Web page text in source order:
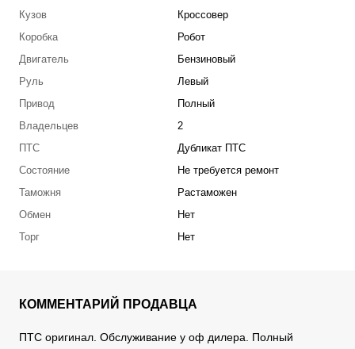
Кузов
Кроссовер
Коробка
Робот
Двигатель
Бензиновый
Руль
Левый
Привод
Полный
Владельцев
2
ПТС
Дубликат ПТС
Состояние
Не требуется ремонт
Таможня
Растаможен
Обмен
Нет
Торг
Нет
КОММЕНТАРИЙ ПРОДАВЦА
ПТС оригинал. Обслуживание у оф дилера. Полный